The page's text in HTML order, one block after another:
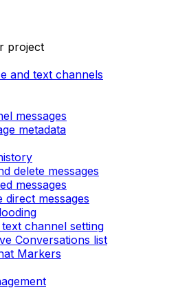
project
and text channels
messages
metadata
delete messages
messages
direct messages
text channel setting
Conversations list
Markers